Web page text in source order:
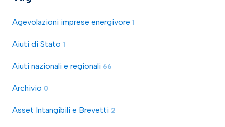
Agevolazioni imprese energivore 1
Aiuti di Stato 1
Aiuti nazionali e regionali 66
Archivio 0
Asset Intangibili e Brevetti 2